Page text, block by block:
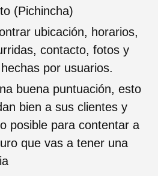
(Pichincha)
ubicación, horarios,
contacto, fotos y
por usuarios.
buena puntuación, esto
bien a sus clientes y
posible para contentar a
que vas a tener una